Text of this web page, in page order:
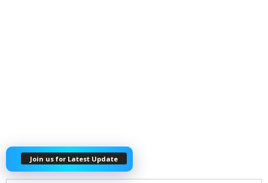
Join us for Latest Update